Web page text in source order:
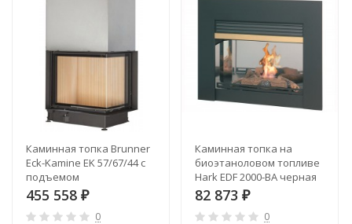
Каминная топка Brunner
Eck-Kamine EK 57/67/44 с
подъемом
455 558 ₽
0
Каминная топка на
биоэтаноловом топливе
Hark EDF 2000-BA черная
рамка
82 873 ₽
0